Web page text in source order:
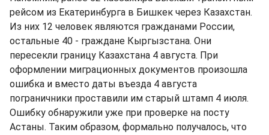
рейсом из Екатеринбурга в Бишкек через Казахстан.
Из них 12 человек являются гражданами России,
остальные 40 - граждане Кыргызстана. Они
пересекли границу Казахстана 4 августа. При
оформлении миграционных документов произошла
ошибка и вместо даты въезда 4 августа
пограничники проставили им старый штамп 4 июля.
Ошибку обнаружили уже при проверке на посту
Астаны. Таким образом, формально получалось, что